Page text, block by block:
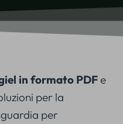
in formato PDFe
per la
per